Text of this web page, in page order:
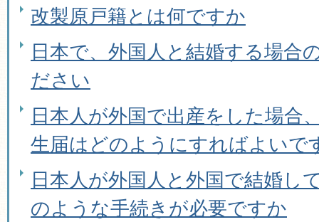
改製原戸籍とは何ですか
日本で、外国人と結婚する場合
ださい
日本人が外国で出産をした場合
生届はどのようにすればよいで
日本人が外国人と外国で結婚し
のような手続きが必要ですか